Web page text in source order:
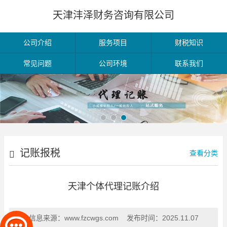
天津沣泽财务咨询有限公司
公司介绍 服务项目 财税知识
常见问题 公司环境 联系我们
记账报税 查看分类
天津个体代理记账介绍
信息来源： www.fzcwgs.com 发布时间： 2025.11.07